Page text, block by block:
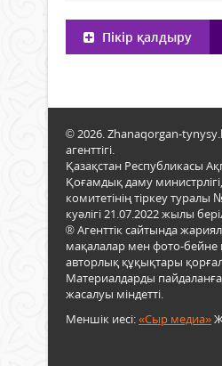
Пікір қалдыру
© 2026. Zhanaqorgan-
агенттігі.
Қазақстан Республикасы
Қоғамдық даму
комитетінің тіркеу туралы
куәлігі 21.07.2022 жылы
® Агенттік сайтында
мақалалар мен фото-
авторлық құқықтары
Материалдарды
жасалуы міндетті.
Меншік иесі:«Сыр медиа»